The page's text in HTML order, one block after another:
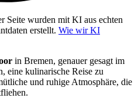
Seite wurden mit KI aus echten
erstellt. Wie wir KI
in Bremen, genauer gesagt im
eine kulinarische Reise zu
und ruhige Atmosphäre, die